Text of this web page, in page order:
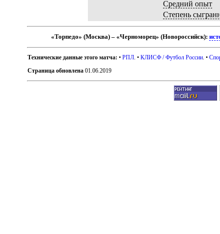
Средний опыт
Степень
«Торпедо» (Москва) – «Черноморец» (Новороссийск):
Технические данные этого матча: •РПЛ . •КЛИСФ / Футбол России . •
Страница обновлена 01.06.2019